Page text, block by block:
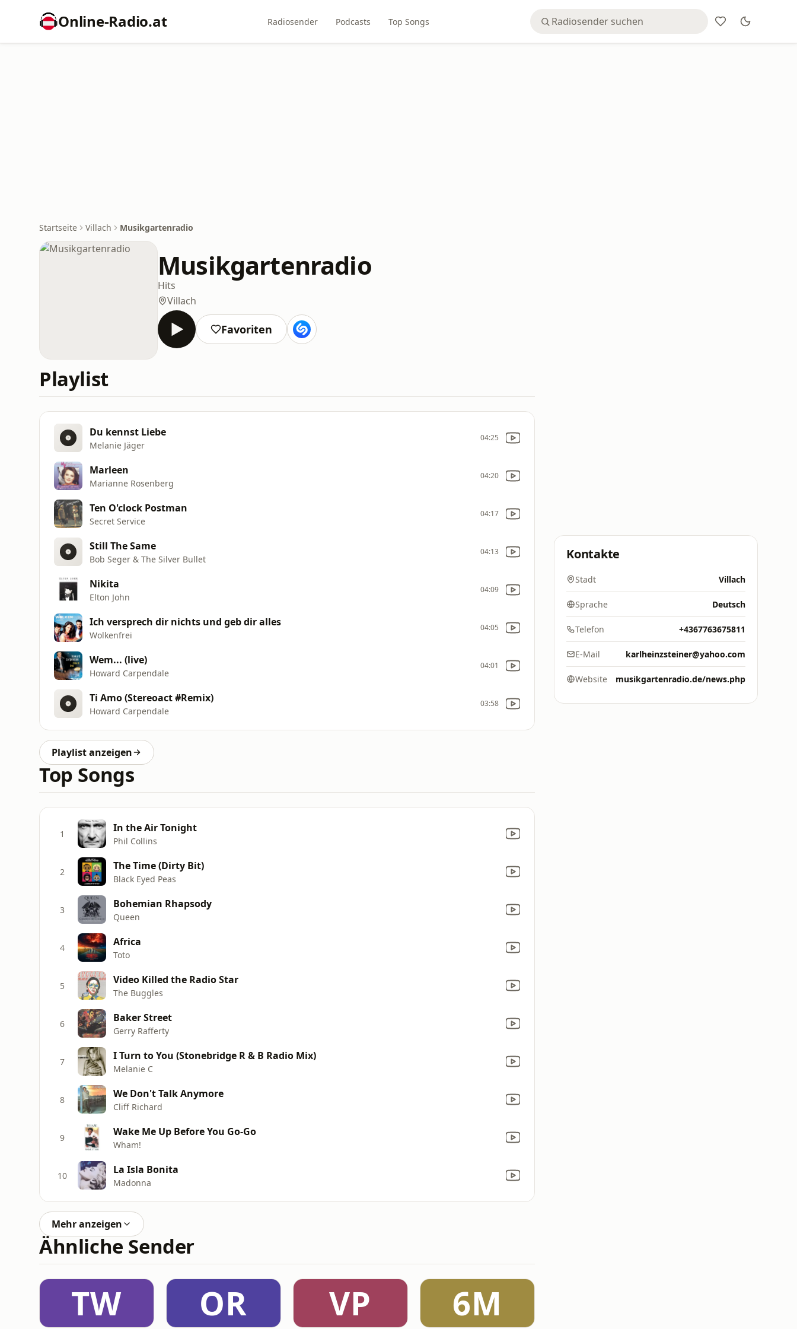
Online‑Radio.at Radiosender Podcasts Top Songs
Startseite Villach Musikgartenradio
Musikgartenradio
Hits
Villach
Favoriten
Playlist
Du kennst Liebe
Melanie Jäger
04:25
Marleen
Marianne Rosenberg
04:20
Ten O'clock Postman
Secret Service
04:17
Still The Same
Bob Seger & The Silver Bullet
04:13
Nikita
Elton John
04:09
Ich versprech dir nichts und geb dir alles
Wolkenfrei
04:05
Wem... (live)
Howard Carpendale
04:01
Ti Amo (Stereoact #Remix)
Howard Carpendale
03:58
Playlist anzeigen
Top Songs
1 In the Air Tonight
Phil Collins
2 The Time (Dirty Bit)
Black Eyed Peas
3 Bohemian Rhapsody
Queen
4 Africa
Toto
5 Video Killed the Radio Star
The Buggles
6 Baker Street
Gerry Rafferty
7 I Turn to You (Stonebridge R & B Radio Mix)
Melanie C
8 We Don't Talk Anymore
Cliff Richard
9 Wake Me Up Before You Go-Go
Wham!
10 La Isla Bonita
Madonna
Mehr anzeigen
Ähnliche Sender
TW OR VP 6M
Kontakte
Stadt Villach
Sprache Deutsch
Telefon +4367763675811
E-Mail karlheinzsteiner@yahoo.com
Website musikgartenradio.de/news.php